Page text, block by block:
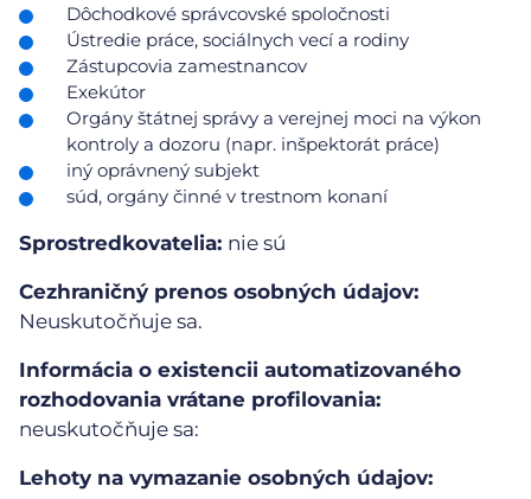
Dôchodkové správcovské spoločnosti
Ústredie práce, sociálnych vecí a rodiny
Zástupcovia zamestnancov
Exekútor
Orgány štátnej správy a verejnej moci na výkon
kontroly a dozoru (napr. inšpektorát práce)
iný oprávnený subjekt
súd, orgány činné v trestnom konaní
Sprostredkovatelia: nie sú
Cezhraničný prenos osobných údajov:
Neuskutočňuje sa.
Informácia o existencii automatizovaného
rozhodovania vrátane profilovania:
neuskutočňuje sa:
Lehoty na vymazanie osobných údajov: